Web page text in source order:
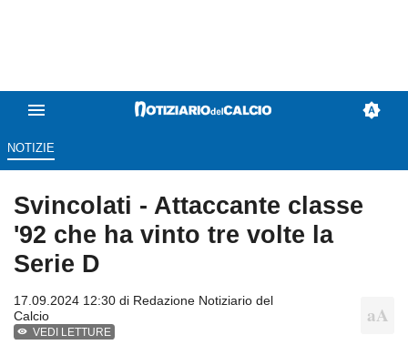
NOTIZIE
Svincolati - Attaccante classe
'92 che ha vinto tre volte la
Serie D
17.09.2024 12:30 di Redazione Notiziario del
Calcio
VEDI LETTURE